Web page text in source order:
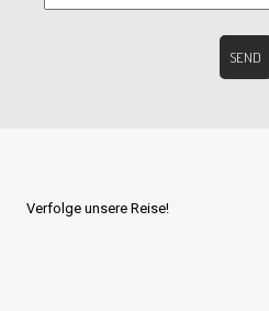
Verfolge unsere Reise!